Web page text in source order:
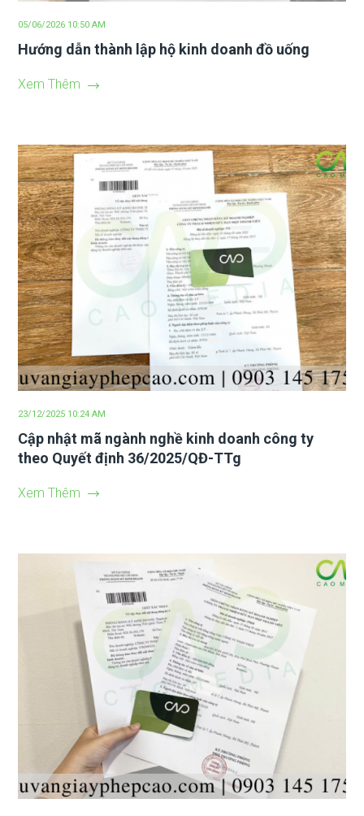
05/06/2026 10:50 AM
Hướng dẫn thành lập hộ kinh doanh đồ uống
Xem Thêm
23/12/2025 10:24 AM
Cập nhật mã ngành nghề kinh doanh công ty
theo Quyết định 36/2025/QĐ-TTg
Xem Thêm